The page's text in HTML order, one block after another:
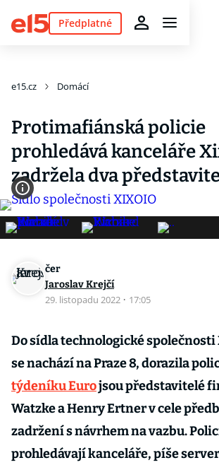
Předplatné
e15.cz Domácí
Protimafiánská policie
prohledává kanceláře
zadržela dva
čer
Jaroslav Krejčí
29. listopadu 2022 · 17:05
Do sídla technologické
se nachází na Praze 8, dorazila
týdeníku Eurojsou představitelé
Watzke a Henry Ertner v cele
zadržení s návrhem na vazbu.
prohledávají kanceláře, píše